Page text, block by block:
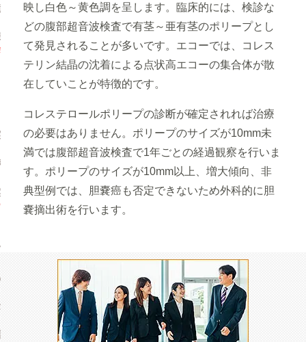
査・治療
け内視鏡検診のご案内
イス対応）
由診療 （インボイス対応）
来
約の方法
イド
質問
ウンロード
映し白色～黄色調を呈します。臨床的には、検診な
どの腹部超音波検査で有茎～亜有茎のポリープとし
て発見されることが多いです。エコーでは、コレス
テリン結晶の沈着による点状高エコーの集合体が散
在していことが特徴的です。
コレステロールポリープの診断が確定されれば治療
の必要はありません。ポリープのサイズが10mm未
満では腹部超音波検査で1年ごとの経過観察を行いま
す。ポリープのサイズが10mm以上、増大傾向、非
典型例では、胆嚢癌も否定できないため外科的に胆
嚢摘出術を行います。